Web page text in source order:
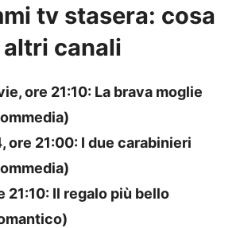
tv stasera: cosa
altri canali
ore 21:10: La brava moglie
ore 21:00: I due carabinieri
21:10: Il regalo più bello